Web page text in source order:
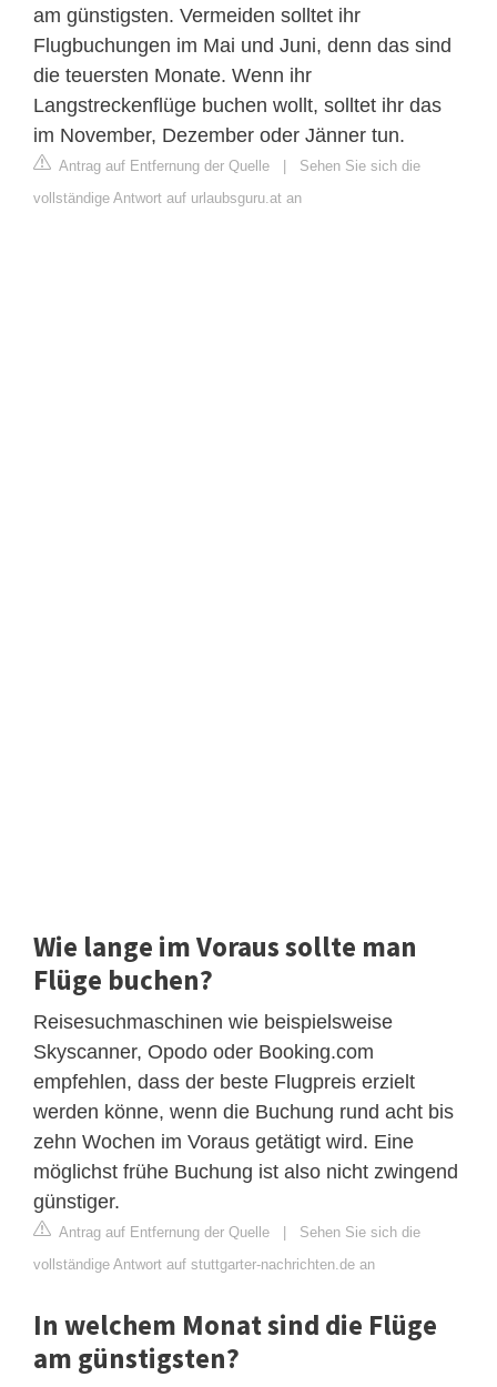
am günstigsten. Vermeiden solltet ihr
Flugbuchungen im Mai und Juni, denn das sind
die teuersten Monate. Wenn ihr
Langstreckenflüge buchen wollt, solltet ihr das
im November, Dezember oder Jänner tun.
Antrag auf Entfernung der Quelle | Sehen Sie sich die
vollständige Antwort auf urlaubsguru.at an
Wie lange im Voraus sollte man
Flüge buchen?
Reisesuchmaschinen wie beispielsweise
Skyscanner, Opodo oder Booking.com
empfehlen, dass der beste Flugpreis erzielt
werden könne, wenn die Buchung rund acht bis
zehn Wochen im Voraus getätigt wird. Eine
möglichst frühe Buchung ist also nicht zwingend
günstiger.
Antrag auf Entfernung der Quelle | Sehen Sie sich die
vollständige Antwort auf stuttgarter-nachrichten.de an
In welchem Monat sind die Flüge
am günstigsten?